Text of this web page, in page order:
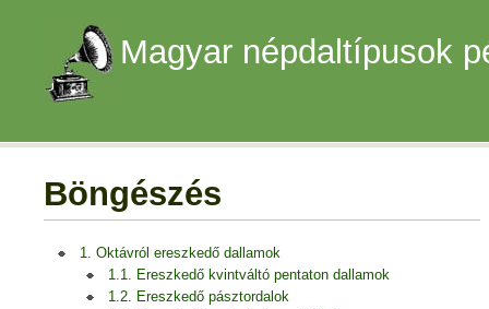
Magyar népdaltípusok
Böngészés
1. Oktávról ereszkedő dallamok
1.1. Ereszkedő kvintváltó pentaton dallamok
1.2. Ereszkedő pásztordalok